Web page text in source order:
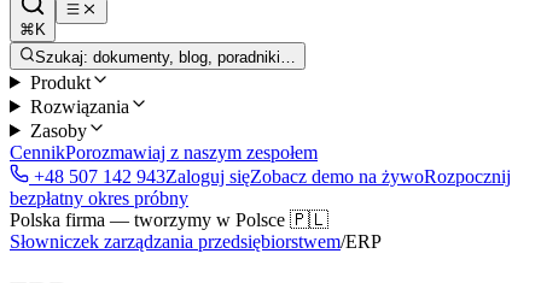
⌘K
Szukaj: dokumenty, blog, poradniki…
Produkt
Rozwiązania
Zasoby
CennikPorozmawiaj z naszym zespołem
+48 507 142 943Zaloguj sięZobacz demo na żywoRozpocznij
bezpłatny okres próbny
Polska firma — tworzymy w Polsce 🇵🇱
Słowniczek zarządzania przedsiębiorstwem/ERP